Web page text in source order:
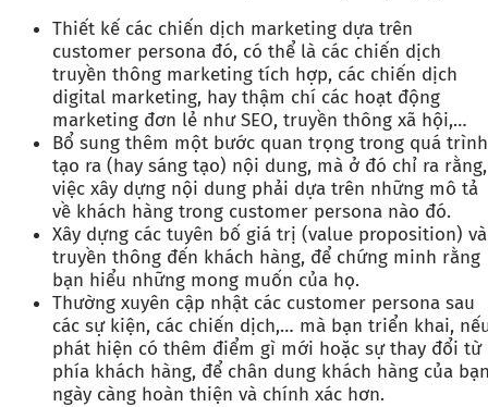
Thiết kế các chiến dịch marketing dựa trên
customer persona đó, có thể là các chiến dịch
truyền thông marketing tích hợp, các chiến dịch
digital marketing, hay thậm chí các hoạt động
marketing đơn lẻ như SEO, truyền thông xã hội,…
Bổ sung thêm một bước quan trọng trong quá trình
tạo ra (hay sáng tạo) nội dung, mà ở đó chỉ ra rằng,
việc xây dựng nội dung phải dựa trên những mô tả
về khách hàng trong customer persona nào đó.
Xây dựng các tuyên bố giá trị (value proposition) và
truyền thông đến khách hàng, để chứng minh rằng
bạn hiểu những mong muốn của họ.
Thường xuyên cập nhật các customer persona sau
các sự kiện, các chiến dịch,… mà bạn triển khai,
phát hiện có thêm điểm gì mới hoặc sự thay đổi từ
phía khách hàng, để chân dung khách hàng của
ngày càng hoàn thiện và chính xác hơn.